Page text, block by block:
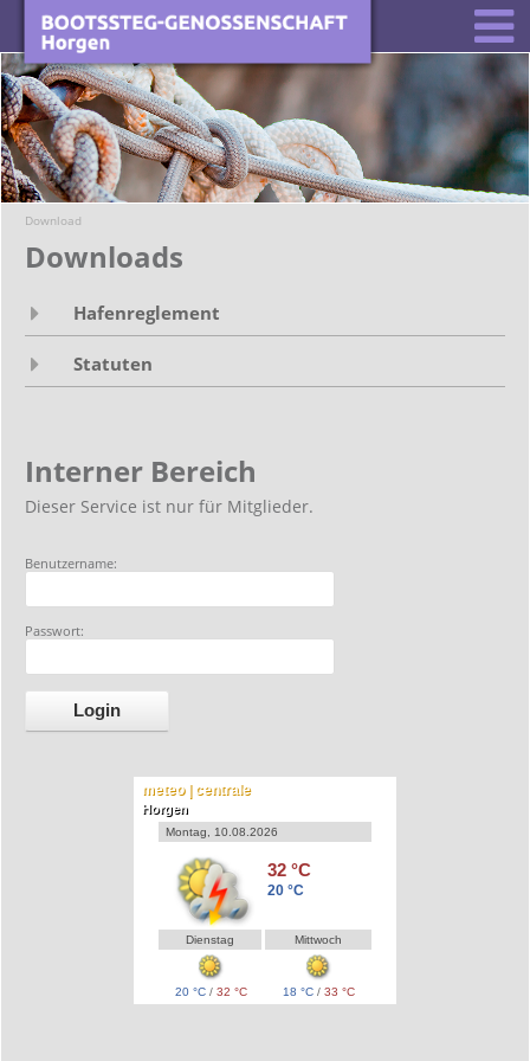
Download
Downloads
Hafenreglement
Statuten
Interner Bereich
Dieser Service ist nur für Mitglieder.
Benutzername:
Passwort:
meteo | centrale
Horgen
Montag, 10.08.2026
32 °C
20 °C
Dienstag Mittwoch
20 °C / 32 °C 18 °C / 33 °C